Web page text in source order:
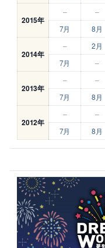
2015年
– –
7月
8月
2014年
– 2月
7月
–
2013年
– –
7月
8月
2012年
– –
7月
8月